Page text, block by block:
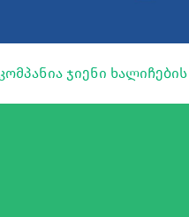
კომპანია ჯიენი